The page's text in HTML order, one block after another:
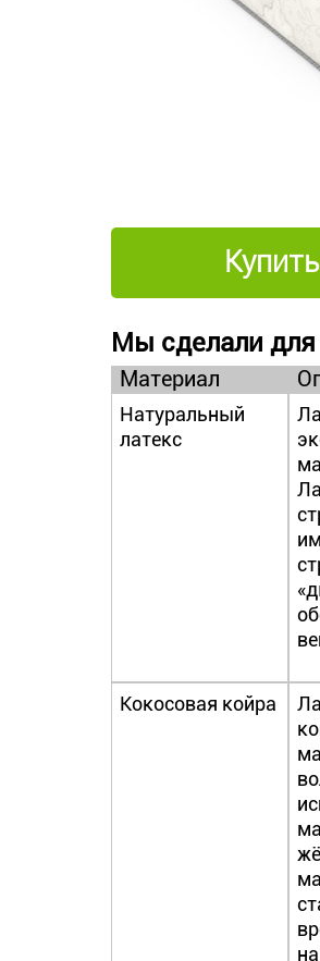
Мы сделали для
Материал
Натуральный
латекс
Кокосовая койра